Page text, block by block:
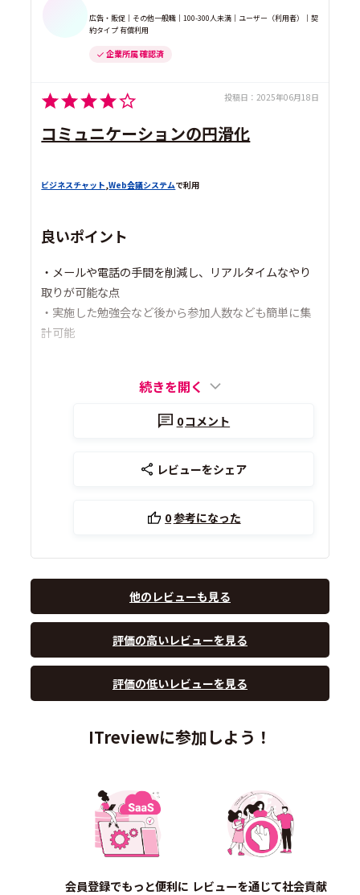
広告・販促｜その他一般職｜100-300人未満｜ユーザー（利用者）｜契
約タイプ 有償利用
企業所属 確認済
投稿日： 2025年06月18日
コミュニケーションの円滑化
ビジネスチャット ,Web会議システムで利用
良いポイント
・メールや電話の手間を削減し、リアルタイムなやり
取りが可能な点
・実施した勉強会など後から参加人数なども簡単に集
計可能
続きを開く
0コメント
レビューをシェア
0参考になった
他のレビューも見る
評価の高いレビューを見る
評価の低いレビューを見る
ITreviewに参加しよう！
会員登録でもっと便利に レビューを通じて社会貢献